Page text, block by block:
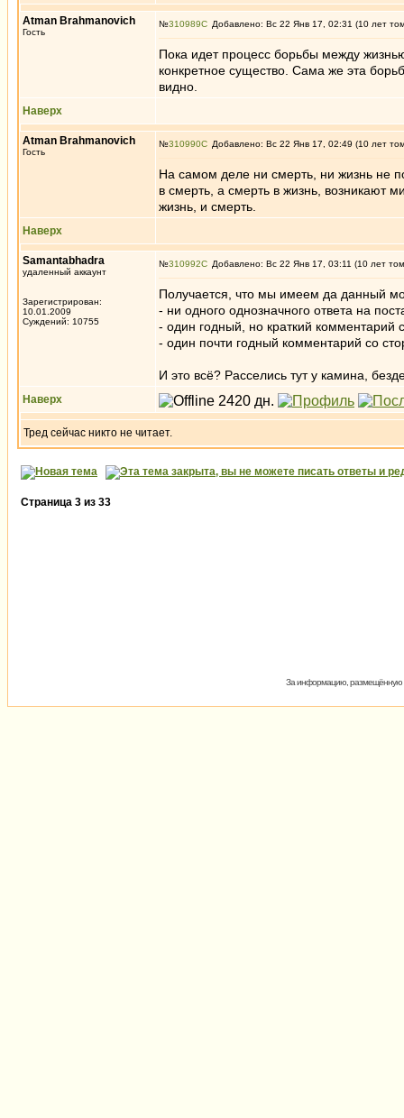
Atman Brahmanovich
Гость
№310989 Добавлено: Вс 22 Янв 17, 02:31 (10 лет
Пока идет процесс борьбы между
конкретное существо. Сама же эта
видно.
Наверх
Atman Brahmanovich
Гость
№310990 Добавлено: Вс 22 Янв 17, 02:49 (10 лет
На самом деле ни смерть, ни жизнь не
в смерть, а смерть в жизнь, возникают
жизнь, и смерть.
Наверх
Samantabhadra
удаленный аккаунт
Зарегистрирован:
10.01.2009
Суждений: 10755
№310992 Добавлено: Вс 22 Янв 17, 03:11 (10 лет
Получается, что мы имеем да данный
- ни одного однозначного ответа на
- один годный, но краткий комментарий
- один почти годный комментарий со
И это всё? Расселись тут у камина,
Наверх
Тред сейчас никто не читает.
Страница 3 из 33
За информацию, размещённую